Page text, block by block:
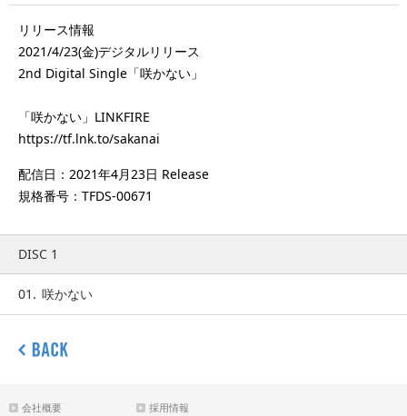
リリース情報
2021/4/23(金)デジタルリリース
2nd Digital Single「咲かない」
「咲かない」LINKFIRE
https://tf.lnk.to/sakanai
配信日：2021年4月23日 Release
規格番号：TFDS-00671
DISC 1
01. 咲かない
会社概要 採用情報